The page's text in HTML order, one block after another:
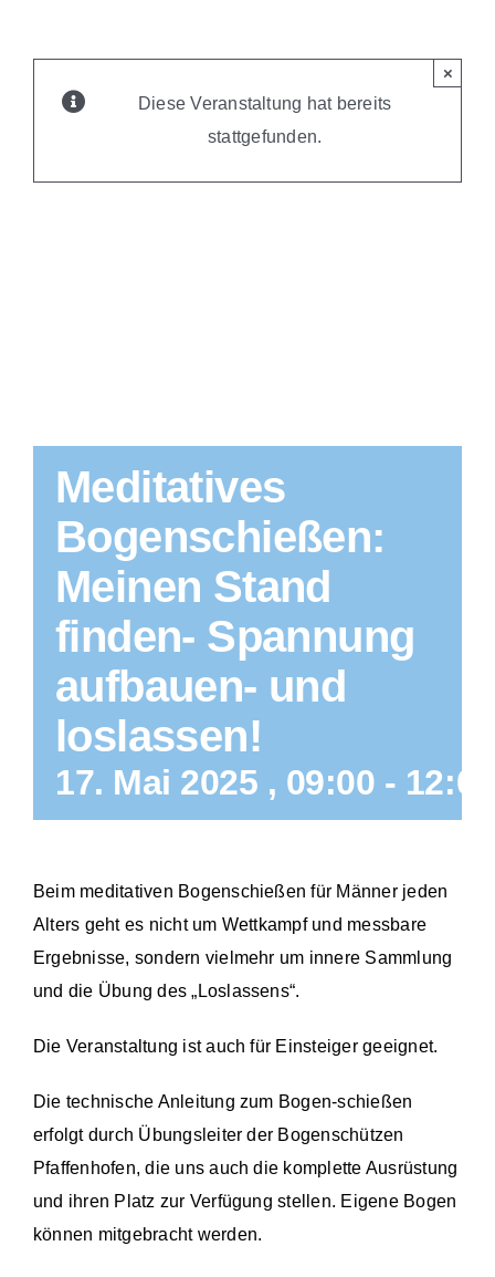
Diese Veranstaltung hat bereits
stattgefunden.
×
Meditatives
Bogenschießen:
Meinen Stand
finden- Spannung
aufbauen- und
loslassen!
17. Mai 2025 , 09:00 - 12:00
Beim meditativen Bogenschießen für Männer jeden
Alters geht es nicht um Wettkampf und messbare
Ergebnisse, sondern vielmehr um innere Sammlung
und die Übung des „Loslassens“.
Die Veranstaltung ist auch für Einsteiger geeignet.
Die technische Anleitung zum Bogen-schießen
erfolgt durch Übungsleiter der Bogenschützen
Pfaffenhofen, die uns auch die komplette Ausrüstung
und ihren Platz zur Verfügung stellen. Eigene Bogen
können mitgebracht werden.